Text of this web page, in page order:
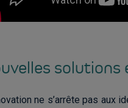
solutions
ne s’arrête pas